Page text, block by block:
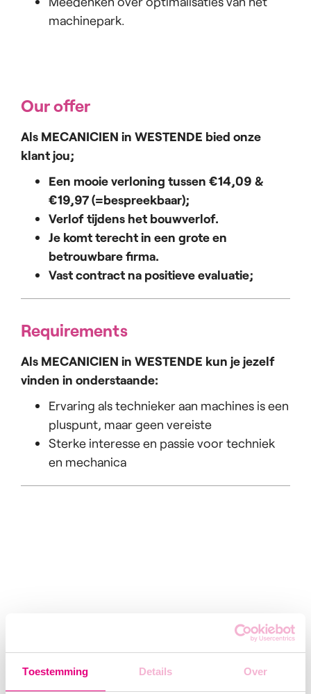
Toestemming Details Over
machinepark.
Our offer
Als MECANICIEN in WESTENDE bied onze
klant jou;
Een mooie verloning tussen €14,09 &
€19,97 (=bespreekbaar);
Verlof tijdens het bouwverlof.
Je komt terecht in een grote en
betrouwbare firma.
Vast contract na positieve evaluatie;
Requirements
Als MECANICIEN in WESTENDE kun je jezelf
vinden in onderstaande:
Ervaring als technieker aan machines is een
pluspunt, maar geen vereiste
Sterke interesse en passie voor techniek
en mechanica